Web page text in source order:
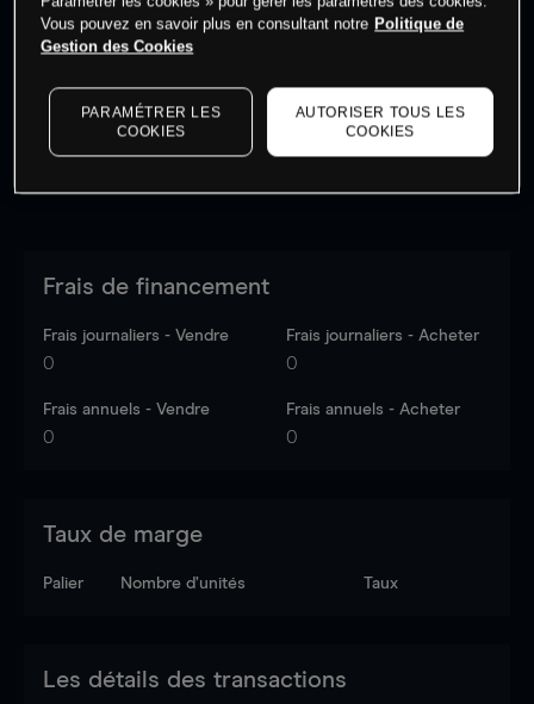
Les prix sont indicatifs.Connectez-vous pour voir les
dernières données du marché.
Frais de financement
Frais journaliers - Vendre
0
Frais journaliers - Acheter
0
Frais annuels - Vendre
0
Frais annuels - Acheter
0
Taux de marge
Palier Nombre d’unités Taux
Les détails des transactions
Vous pouvez en savoir plus en consultant notre Politique de
Gestion des Cookies
PARAMÉTRER LES
COOKIES
AUTORISER TOUS LES
COOKIES